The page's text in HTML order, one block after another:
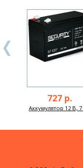
727 р.
Аккумулятор 12 В,